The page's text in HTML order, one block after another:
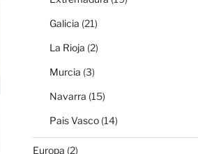
Galicia (21)
La Rioja (2)
Murcia (3)
Navarra (15)
Pais Vasco(14)
Europa (2)